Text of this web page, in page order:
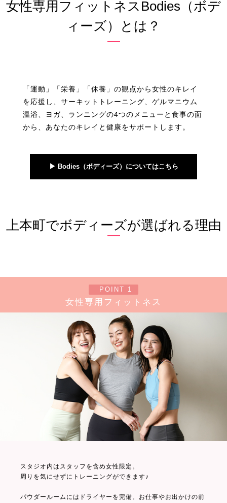
女性専用フィットネスBodies（ボデ
ィーズ）とは？
「運動」「栄養」「休養」の観点から女性のキレイ
を応援し、サーキットトレーニング、ゲルマニウム
温浴、ヨガ、ランニングの4つのメニューと食事の面
から、あなたのキレイと健康をサポートします。
▶︎ Bodies（ボディーズ）についてはこちら
上本町でボディーズが選ばれる理由
POINT 1
女性専用フィットネス
スタジオ内はスタッフを含め女性限定。
周りを気にせずにトレーニングができます♪
パウダールームにはドライヤーを完備。お仕事やお出かけの前